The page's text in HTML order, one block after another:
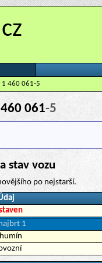
1 460 061-5
460 061-5
stav vozu
po nejstarší.
1